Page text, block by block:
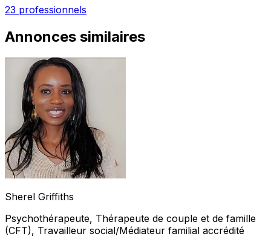
23 professionnels
Annonces similaires
Sherel Griffiths
Psychothérapeute, Thérapeute de couple et de famille
(CFT), Travailleur social/Médiateur familial accrédité